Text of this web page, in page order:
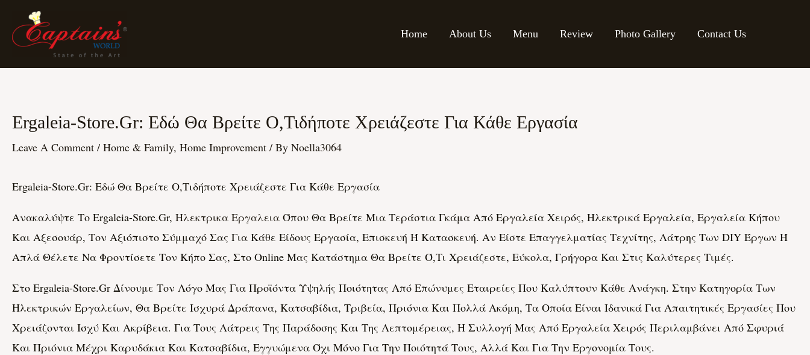
Content
Home About Us Menu Review Photo Gallery Contact Us
Ergaleia-Store.gr: Εδώ Θα Βρείτε Ο,τιδήποτε Χρειάζεστε Για Κάθε Εργασία
Leave A Comment / Home & Family, Home Improvement / By Noella3064
Ergaleia-Store.gr: Εδώ Θα Βρείτε Ο,τιδήποτε Χρειάζεστε Για Κάθε Εργασία
Ανακαλύψτε Το Ergaleia-Store.gr, Ηλεκτρικα Εργαλεια Όπου Θα Βρείτε Μια Τεράστια Γκάμα Από Εργαλεία Χειρός, Ηλεκτρικά Εργαλεία, Εργαλεία Κήπου
Και Αξεσουάρ, Τον Αξιόπιστο Σύμμαχό Σας Για Κάθε Είδους Εργασία, Επισκευή Ή Κατασκευή. Αν Είστε Επαγγελματίας Τεχνίτης, Λάτρης Των DIY Έργων Ή
Απλά Θέλετε Να Φροντίσετε Τον Κήπο Σας, Στο Online Μας Κατάστημα Θα Βρείτε Ό,τι Χρειάζεστε, Εύκολα, Γρήγορα Και Στις Καλύτερες Τιμές.
Στο Ergaleia-Store.gr Δίνουμε Τον Λόγο Μας Για Προϊόντα Υψηλής Ποιότητας Από Επώνυμες Εταιρείες Που Καλύπτουν Κάθε Ανάγκη. Στην Κατηγορία Των
Ηλεκτρικών Εργαλείων, Θα Βρείτε Ισχυρά Δράπανα, Κατσαβίδια, Τριβεία, Πριόνια Και Πολλά Ακόμη, Τα Οποία Είναι Ιδανικά Για Απαιτητικές Εργασίες Που
Χρειάζονται Ισχύ Και Ακρίβεια. Για Τους Λάτρεις Της Παράδοσης Και Της Λεπτομέρειας, Η Συλλογή Μας Από Εργαλεία Χειρός Περιλαμβάνει Από Σφυριά
Και Πριόνια Μέχρι Καρυδάκια Και Κατσαβίδια, Εγγυώμενα Όχι Μόνο Για Την Ποιότητά Τους, Αλλά Και Για Την Εργονομία Τους.
Post
Navigation